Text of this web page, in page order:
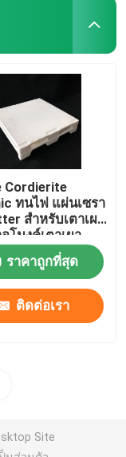
Cordierite
ทนไฟ แผ่นเซรา
สำหรับเตาเผา
อุโมงค์เตาเผา
ราคาถูกที่สุด
ติดต่อเรา
Site